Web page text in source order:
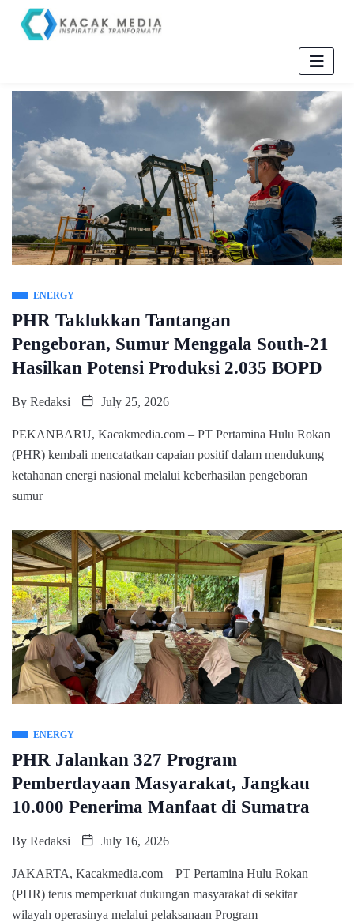
ENERGY
PHR Taklukkan Tantangan
Pengeboran, Sumur Menggala South-21
Hasilkan Potensi Produksi 2.035 BOPD
By Redaksi July 25, 2026
PEKANBARU, Kacakmedia.com – PT Pertamina Hulu Rokan
(PHR) kembali mencatatkan capaian positif dalam mendukung
ketahanan energi nasional melalui keberhasilan pengeboran
sumur
ENERGY
PHR Jalankan 327 Program
Pemberdayaan Masyarakat, Jangkau
10.000 Penerima Manfaat di Sumatra
By Redaksi July 16, 2026
JAKARTA, Kacakmedia.com – PT Pertamina Hulu Rokan
(PHR) terus memperkuat dukungan masyarakat di sekitar
wilayah operasinya melalui pelaksanaan Program